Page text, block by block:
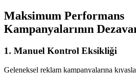
Maksimum Performans
Kampanyalarının
1. Manuel Kontrol Eksikliği
Geleneksel reklam kampanyalarına